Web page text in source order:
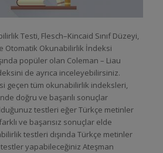
Testi, Flesch–Kincaid Sınıf Düzeyi,
Otomatik Okunabilirlik İndeksi
popüler olan Coleman – Liau
de ayrıca inceleyebilirsiniz.
geçen tüm okunabilirlik indeksleri,
doğru ve başarılı sonuçlar
testleri eğer Türkçe metinler
ve başarısız sonuçlar elde
testleri dışında Türkçe metinler
yapabileceğiniz Ateşman